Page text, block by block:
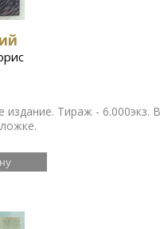
издание. Тираж - 6.000экз.